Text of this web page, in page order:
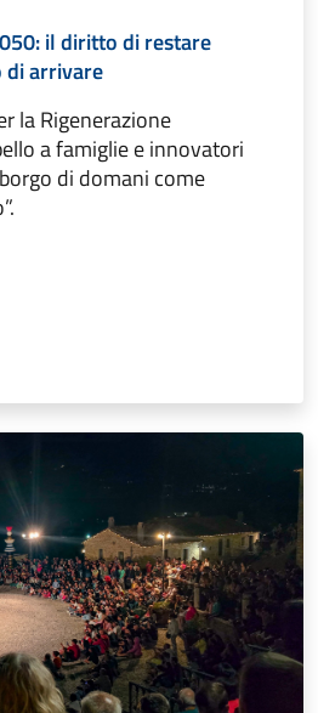
il diritto di restare
di arrivare
la Rigenerazione
a famiglie e innovatori
di domani come